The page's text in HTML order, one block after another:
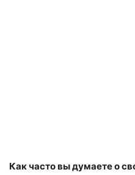
Как часто вы думаете о